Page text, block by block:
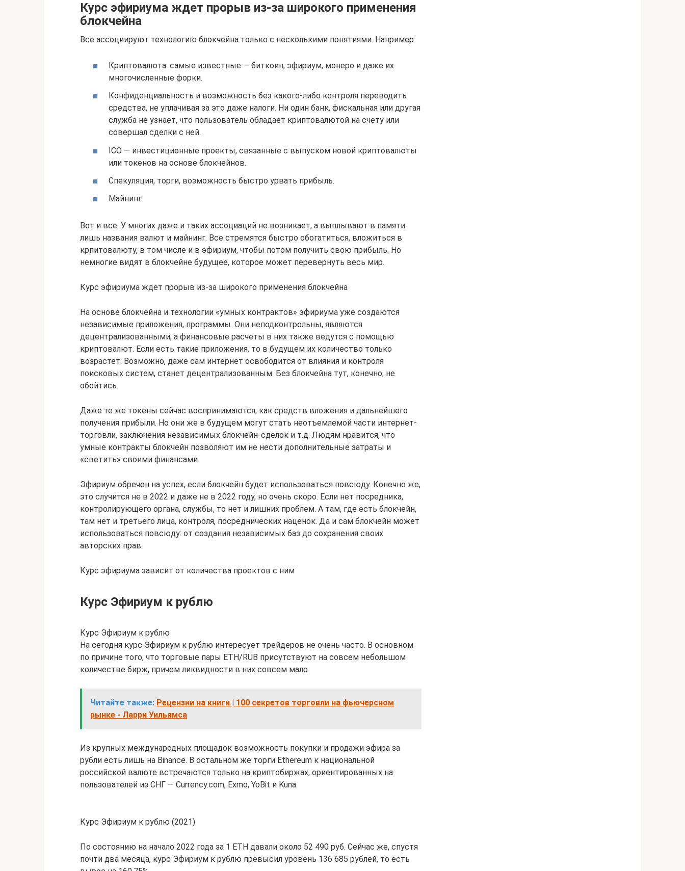
Курс эфириума ждет прорыв из-за широкого применения
блокчейна
Все ассоциируют технологию блокчейна только с несколькими понятиями. Например:
Криптовалюта: самые известные — биткоин, эфириум, монеро и даже их
многочисленные форки.
Конфиденциальность и возможность без какого-либо контроля переводить
средства, не уплачивая за это даже налоги. Ни один банк, фискальная или другая
служба не узнает, что пользователь обладает криптовалютой на счету или
совершал сделки с ней.
ICO — инвестиционные проекты, связанные с выпуском новой криптовалюты
или токенов на основе блокчейнов.
Спекуляция, торги, возможность быстро урвать прибыль.
Майнинг.
Вот и все. У многих даже и таких ассоциаций не возникает, а выплывают в памяти
лишь названия валют и майнинг. Все стремятся быстро обогатиться, вложиться в
крпитовалюту, в том числе и в эфириум, чтобы потом получить свою прибыль. Но
немногие видят в блокчейне будущее, которое может перевернуть весь мир.
Курс эфириума ждет прорыв из-за широкого применения блокчейна
На основе блокчейна и технологии «умных контрактов» эфириума уже создаются
независимые приложения, программы. Они неподконтрольны, являются
децентрализованными, а финансовые расчеты в них также ведутся с помощью
криптовалют. Если есть такие приложения, то в будущем их количество только
возрастет. Возможно, даже сам интернет освободится от влияния и контроля
поисковых систем, станет децентрализованным. Без блокчейна тут, конечно, не
обойтись.
Даже те же токены сейчас воспринимаются, как средств вложения и дальнейшего
получения прибыли. Но они же в будущем могут стать неотъемлемой части интернет-
торговли, заключения независимых блокчейн-сделок и т.д. Людям нравится, что
умные контракты блокчейн позволяют им не нести дополнительные затраты и
«светить» своими финансами.
Эфириум обречен на успех, если блокчейн будет использоваться повсюду. Конечно же,
это случится не в 2022 и даже не в 2022 году, но очень скоро. Если нет посредника,
контролирующего органа, службы, то нет и лишних проблем. А там, где есть блокчейн,
там нет и третьего лица, контроля, посреднических наценок. Да и сам блокчейн может
использоваться повсюду: от создания независимых баз до сохранения своих
авторских прав.
Курс эфириума зависит от количества проектов с ним
Курс Эфириум к рублю
Курс Эфириум к рублю
На сегодня курс Эфириум к рублю интересует трейдеров не очень часто. В основном
по причине того, что торговые пары ETH/RUB присутствуют на совсем небольшом
количестве бирж, причем ликвидности в них совсем мало.
Читайте также: Рецензии на книги | 100 секретов торговли на фьючерсном
рынке - Ларри Уильямса
Из крупных международных площадок возможность покупки и продажи эфира за
рубли есть лишь на Binance. В остальном же торги Ethereum к национальной
российской валюте встречаются только на криптобиржах, ориентированных на
пользователей из СНГ — Currency.com, Exmo, YoBit и Kuna.
Курс Эфириум к рублю (2021)
По состоянию на начало 2022 года за 1 ETH давали около 52 490 руб. Сейчас же, спустя
почти два месяца, курс Эфириум к рублю превысил уровень 136 685 рублей, то есть